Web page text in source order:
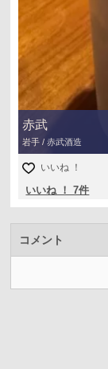
赤武
岩手 / 赤武酒造
いいね ！
いいね ！ 7件
コメント